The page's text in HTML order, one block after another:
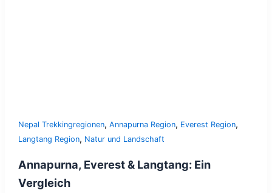
Nepal Trekkingregionen, Annapurna Region, Everest Region,
Langtang Region, Natur und Landschaft
Annapurna, Everest & Langtang: Ein
Vergleich